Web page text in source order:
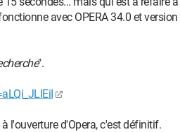
avec OPERA 34.0 et version
".
l'ouverture d'Opera, c'est définitif.